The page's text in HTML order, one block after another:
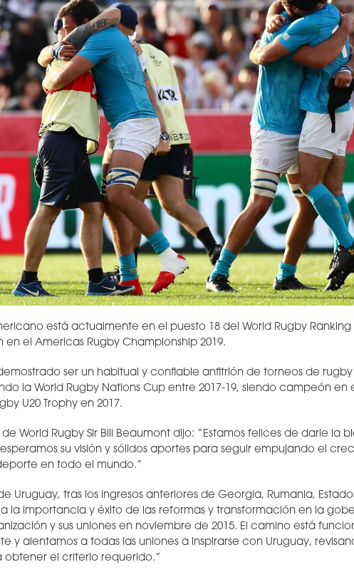
está actualmente en el puesto 18 del World Rugby
el Americas Rugby Championship 2019.
ser un habitual y confiable anfitrión de torneos de
la World Rugby Nations Cup entre 2017-19, siendo campeón en
U20 Trophy en 2017.
de World Rugby Sir Bill Beaumont dijo: “Estamos felices de darle la
su visión y sólidos aportes para seguir empujando el
en todo el mundo.”
Uruguay, tras los ingresos anteriores de Georgia, Rumania,
la importancia y éxito de las reformas y transformación en la
y sus uniones en noviembre de 2015. El camino está
y alentamos a todas las uniones a inspirarse con Uruguay,
obtener el criterio requerido.”